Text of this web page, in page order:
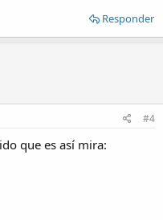
Responder
#4
que es así mira: